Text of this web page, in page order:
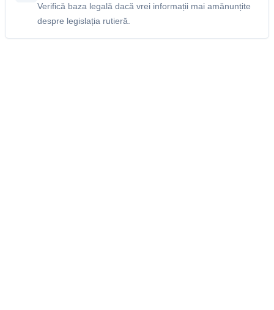
Verifică baza legală dacă vrei informații mai amănunțite
despre legislația rutieră.